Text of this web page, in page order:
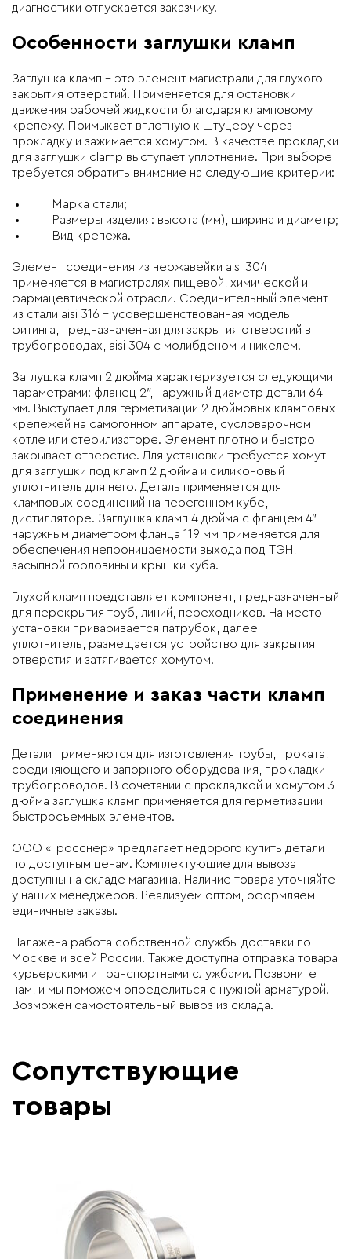
диагностики отпускается заказчику.
Особенности заглушки кламп
Заглушка кламп – это элемент магистрали для глухого
закрытия отверстий. Применяется для остановки
движения рабочей жидкости благодаря кламповому
крепежу. Примыкает вплотную к штуцеру через
прокладку и зажимается хомутом. В качестве прокладки
для заглушки clamp выступает уплотнение. При выборе
требуется обратить внимание на следующие критерии:
Марка стали;
Размеры изделия: высота (мм), ширина и диаметр;
Вид крепежа.
Элемент соединения из нержавейки aisi 304
применяется в магистралях пищевой, химической и
фармацевтической отрасли. Соединительный элемент
из стали aisi 316 – усовершенствованная модель
фитинга, предназначенная для закрытия отверстий в
трубопроводах, aisi 304 с молибденом и никелем.
Заглушка кламп 2 дюйма характеризуется следующими
параметрами: фланец 2″, наружный диаметр детали 64
мм. Выступает для герметизации 2-дюймовых кламповых
крепежей на самогонном аппарате, сусловарочном
котле или стерилизаторе. Элемент плотно и быстро
закрывает отверстие. Для установки требуется хомут
для заглушки под кламп 2 дюйма и силиконовый
уплотнитель для него. Деталь применяется для
кламповых соединений на перегонном кубе,
дистилляторе. Заглушка кламп 4 дюйма с фланцем 4″,
наружным диаметром фланца 119 мм применяется для
обеспечения непроницаемости выхода под ТЭН,
засыпной горловины и крышки куба.
Глухой кламп представляет компонент, предназначенный
для перекрытия труб, линий, переходников. На место
установки приваривается патрубок, далее –
уплотнитель, размещается устройство для закрытия
отверстия и затягивается хомутом.
Применение и заказ части кламп
соединения
Детали применяются для изготовления трубы, проката,
соединяющего и запорного оборудования, прокладки
трубопроводов. В сочетании с прокладкой и хомутом 3
дюйма заглушка кламп применяется для герметизации
быстросъемных элементов.
ООО «Гросснер» предлагает недорого купить детали
по доступным ценам. Комплектующие для вывоза
доступны на складе магазина. Наличие товара уточняйте
у наших менеджеров. Реализуем оптом, оформляем
единичные заказы.
Налажена работа собственной службы доставки по
Москве и всей России. Также доступна отправка товара
курьерскими и транспортными службами. Позвоните
нам, и мы поможем определиться с нужной арматурой.
Возможен самостоятельный вывоз из склада.
Сопутствующие
товары